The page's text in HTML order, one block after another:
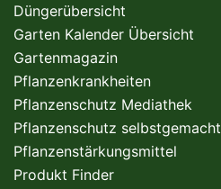
Düngerübersicht
Garten Kalender Übersicht
Gartenmagazin
Pflanzenkrankheiten
Pflanzenschutz Mediathek
Pflanzenschutz selbstgemacht
Pflanzenstärkungsmittel
Produkt Finder